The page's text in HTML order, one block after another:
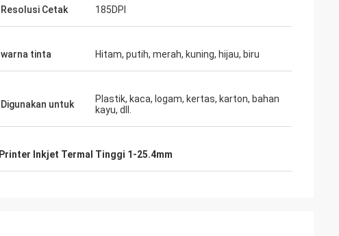
Resolusi Cetak 185DPI
warna tinta Hitam, putih, merah, kuning, hijau, biru
Digunakan untuk
Plastik, kaca, logam, kertas, karton, bahan
kayu, dll.
Printer Inkjet Termal Tinggi 1-25.4mm